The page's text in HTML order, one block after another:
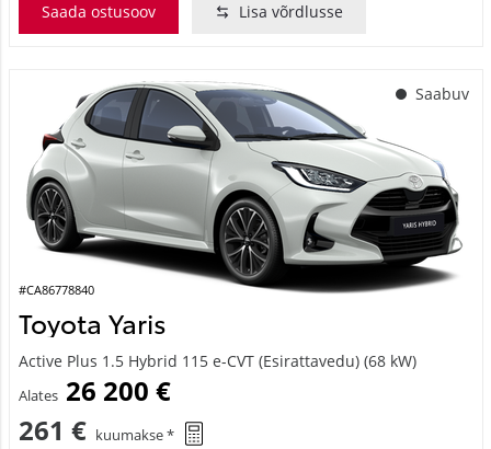
Saada ostusoov Lisa võrdlusse
Saabuv
#CA86778840
Toyota Yaris
Active Plus 1.5 Hybrid 115 e-CVT (Esirattavedu) (68 kW)
Alates 26 200 €
261 € kuumakse *